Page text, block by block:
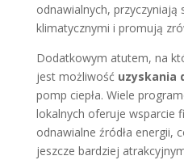
odnawialnych, przyczyniają
klimatycznymi i promują
Dodatkowym atutem, na
jest możliwość uzyskania
pomp ciepła. Wiele
lokalnych oferuje wsparcie
odnawialne źródła energii,
jeszcze bardziej